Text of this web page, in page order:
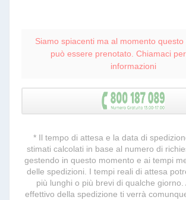
Siamo spiacenti ma al momento questo
può essere prenotato. Chiamaci
informazioni
* Il tempo di attesa e la data di
stimati calcolati in base al numero di
gestendo in questo momento e ai tempi
delle spedizioni. I tempi reali di attesa
più lunghi o più brevi di qualche giorno.
effettivo della spedizione ti verrà